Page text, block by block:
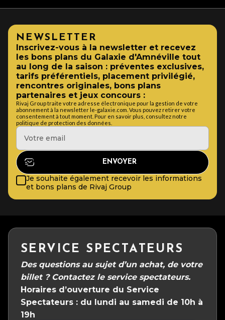
NEWSLETTER
Inscrivez-vous à la newsletter et recevez
les bons plans du Galaxie d'Amnéville tout
au long de la saison : préventes exclusives,
tarifs préférentiels, placement privilégié,
rencontres originales, bons plans
partenaires et jeux concours :
Rivaj Group traite votre adresse électronique pour la gestion de votre
abonnement à la newsletter le-galaxie.com. Vous pouvez retirer votre
consentement à tout moment. Pour en savoir plus, consultez notre
politique de protection des données.
Je souhaite également recevoir les informations
et bons plans de Rivaj Group
SERVICE SPECTATEURS
Des questions au sujet d’un achat, de votre
billet ? Contactez le service spectateurs.
Horaires d’ouverture du Service
Spectateurs : du lundi au samedi de 10h à
19h